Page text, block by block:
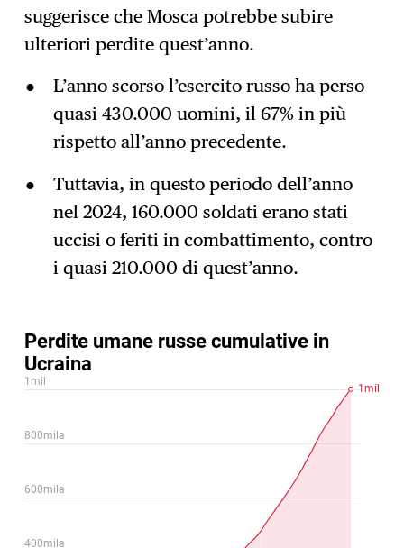
suggerisce che Mosca potrebbe subire
ulteriori perdite quest’anno.
L’anno scorso l’esercito russo ha perso
quasi 430.000 uomini, il 67% in più
rispetto all’anno precedente.
Tuttavia, in questo periodo dell’anno
nel 2024, 160.000 soldati erano stati
uccisi o feriti in combattimento, contro
i quasi 210.000 di quest’anno.